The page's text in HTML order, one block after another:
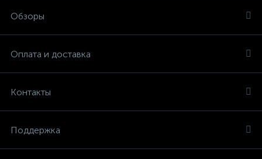
Обзоры
Оплата и доставка
Контакты
Поддержка